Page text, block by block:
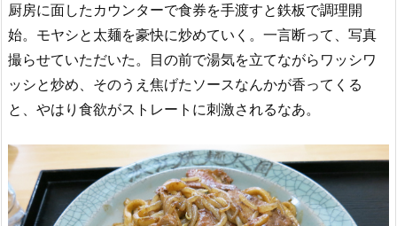
厨房に面したカウンターで食券を手渡すと鉄板で調理開
始。モヤシと太麺を豪快に炒めていく。一言断って、写真
撮らせていただいた。目の前で湯気を立てながらワッシワ
ッシと炒め、そのうえ焦げたソースなんかが香ってくる
と、やはり食欲がストレートに刺激されるなあ。